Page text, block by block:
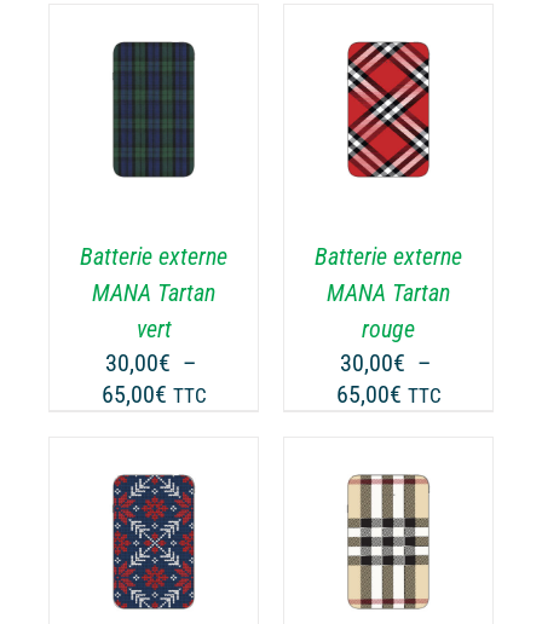
Batterie externe
MANA Tartan
vert
30,00€ –
65,00€Plage
30,00€
à
65,00€
TTC
Batterie externe
MANA Tartan
rouge
30,00€ –
65,00€Plage
30,00€
à
65,00€
TTC
DÉTAILS